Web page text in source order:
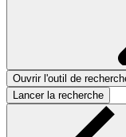
Ouvrir l'outil de
Lancer la recherche